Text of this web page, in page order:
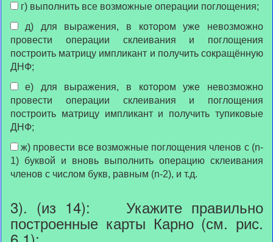
г) выполнить все возможные операции поглощения;
провести операции склеивания и поглощения
построить матрицу импликант и получить сокращённую
ДНФ;
провести операции склеивания и поглощения
построить матрицу импликант и получить тупиковые
ДНФ;
1) буквой и вновь выполнить операцию склеивания
членов с числом букв, равным (n-2), и т.д.
3). (из 14): Укажите правильно
построенные карты Карно (см. рис.